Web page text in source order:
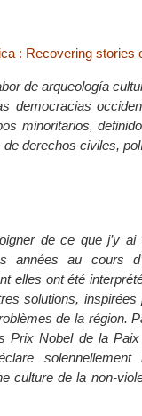
: Recovering stories
de arqueología
democracias
minoritarios,
derechos civiles,
de ce que j’y
années au cours
elles ont été
solutions,
de la région.
Nobel de la Paix
culture de la non-